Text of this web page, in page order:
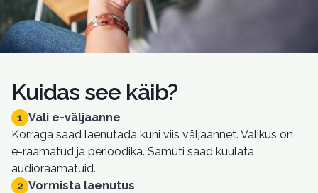
Kuidas see käib?
1 Vali e-väljaanne
Korraga saad laenutada kuni viis väljaannet. Valikus on
e-raamatud ja perioodika. Samuti saad kuulata
audioraamatuid.
2 Vormista laenutus